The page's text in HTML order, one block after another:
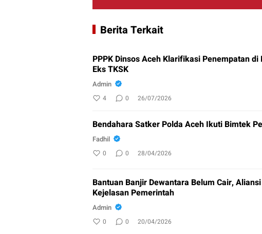
Berita Terkait
PPPK Dinsos Aceh Klarifikasi Penempatan
Eks TKSK
Admin
4 0 26/07/2026
Bendahara Satker Polda Aceh Ikuti Bimtek
Fadhil
0 0 28/04/2026
Bantuan Banjir Dewantara Belum Cair,
Kejelasan Pemerintah
Admin
0 0 20/04/2026